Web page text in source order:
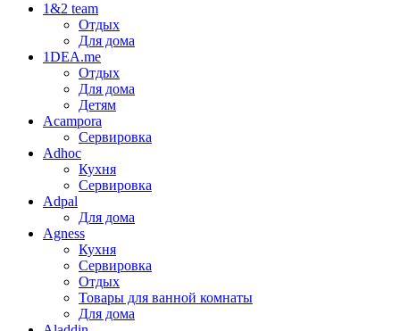
1&2 team
Отдых
Для дома
1DEA.me
Отдых
Для дома
Детям
Acampora
Сервировка
Adhoc
Кухня
Сервировка
Adpal
Для дома
Agness
Кухня
Сервировка
Отдых
Товары для ванной комнаты
Для дома